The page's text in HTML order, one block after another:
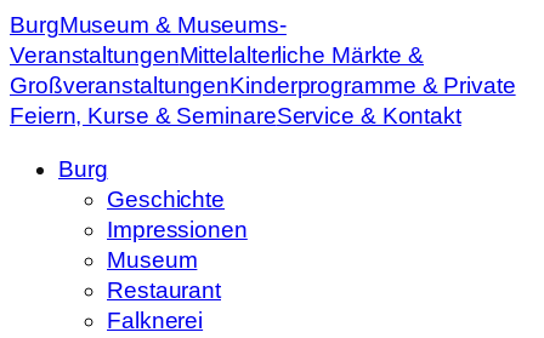
BurgMuseum & Museums-
VeranstaltungenMittelalterliche Märkte &
GroßveranstaltungenKinderprogramme & Private
Feiern, Kurse & SeminareService & Kontakt
Burg
Geschichte
Impressionen
Museum
Restaurant
Falknerei